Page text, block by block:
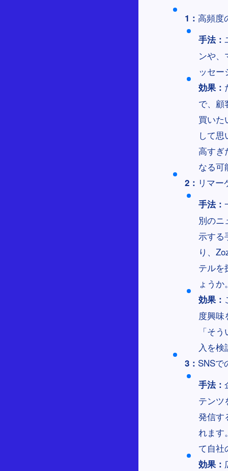
1： 高頻度
手法：
ンや
ッセ
効果：
で、顧
買いた
して
高すぎ
なる可
2： リマ
手法：
別のニ
示する
り、
テルを
ょうか
効果：
度興
「そ
入を検
3： SNSで
手法：
テンツ
発信す
れます
て自社
効果：